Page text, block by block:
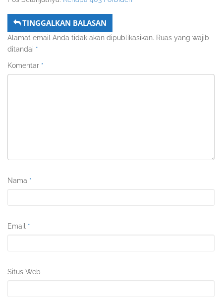
TINGGALKAN BALASAN
Alamat email Anda tidak akan dipublikasikan. Ruas yang wajib
ditandai *
Komentar *
Nama *
Email *
Situs Web